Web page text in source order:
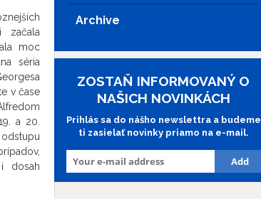
začala
moc
séria
v čase
a 20.
dosah
Archive
ZOSTAŇ INFORMOVANÝ O
NAŠICH NOVINKÁCH
Prihlás sa do nášho newslettra a budeme
ti zasielať novinky priamo na e-mail.